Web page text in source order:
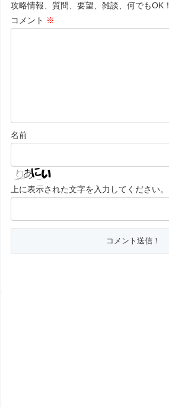
攻略情報、質問、要望、雑談、何でもOK！
コメント ※
名前
上に表示された文字を入力してください。